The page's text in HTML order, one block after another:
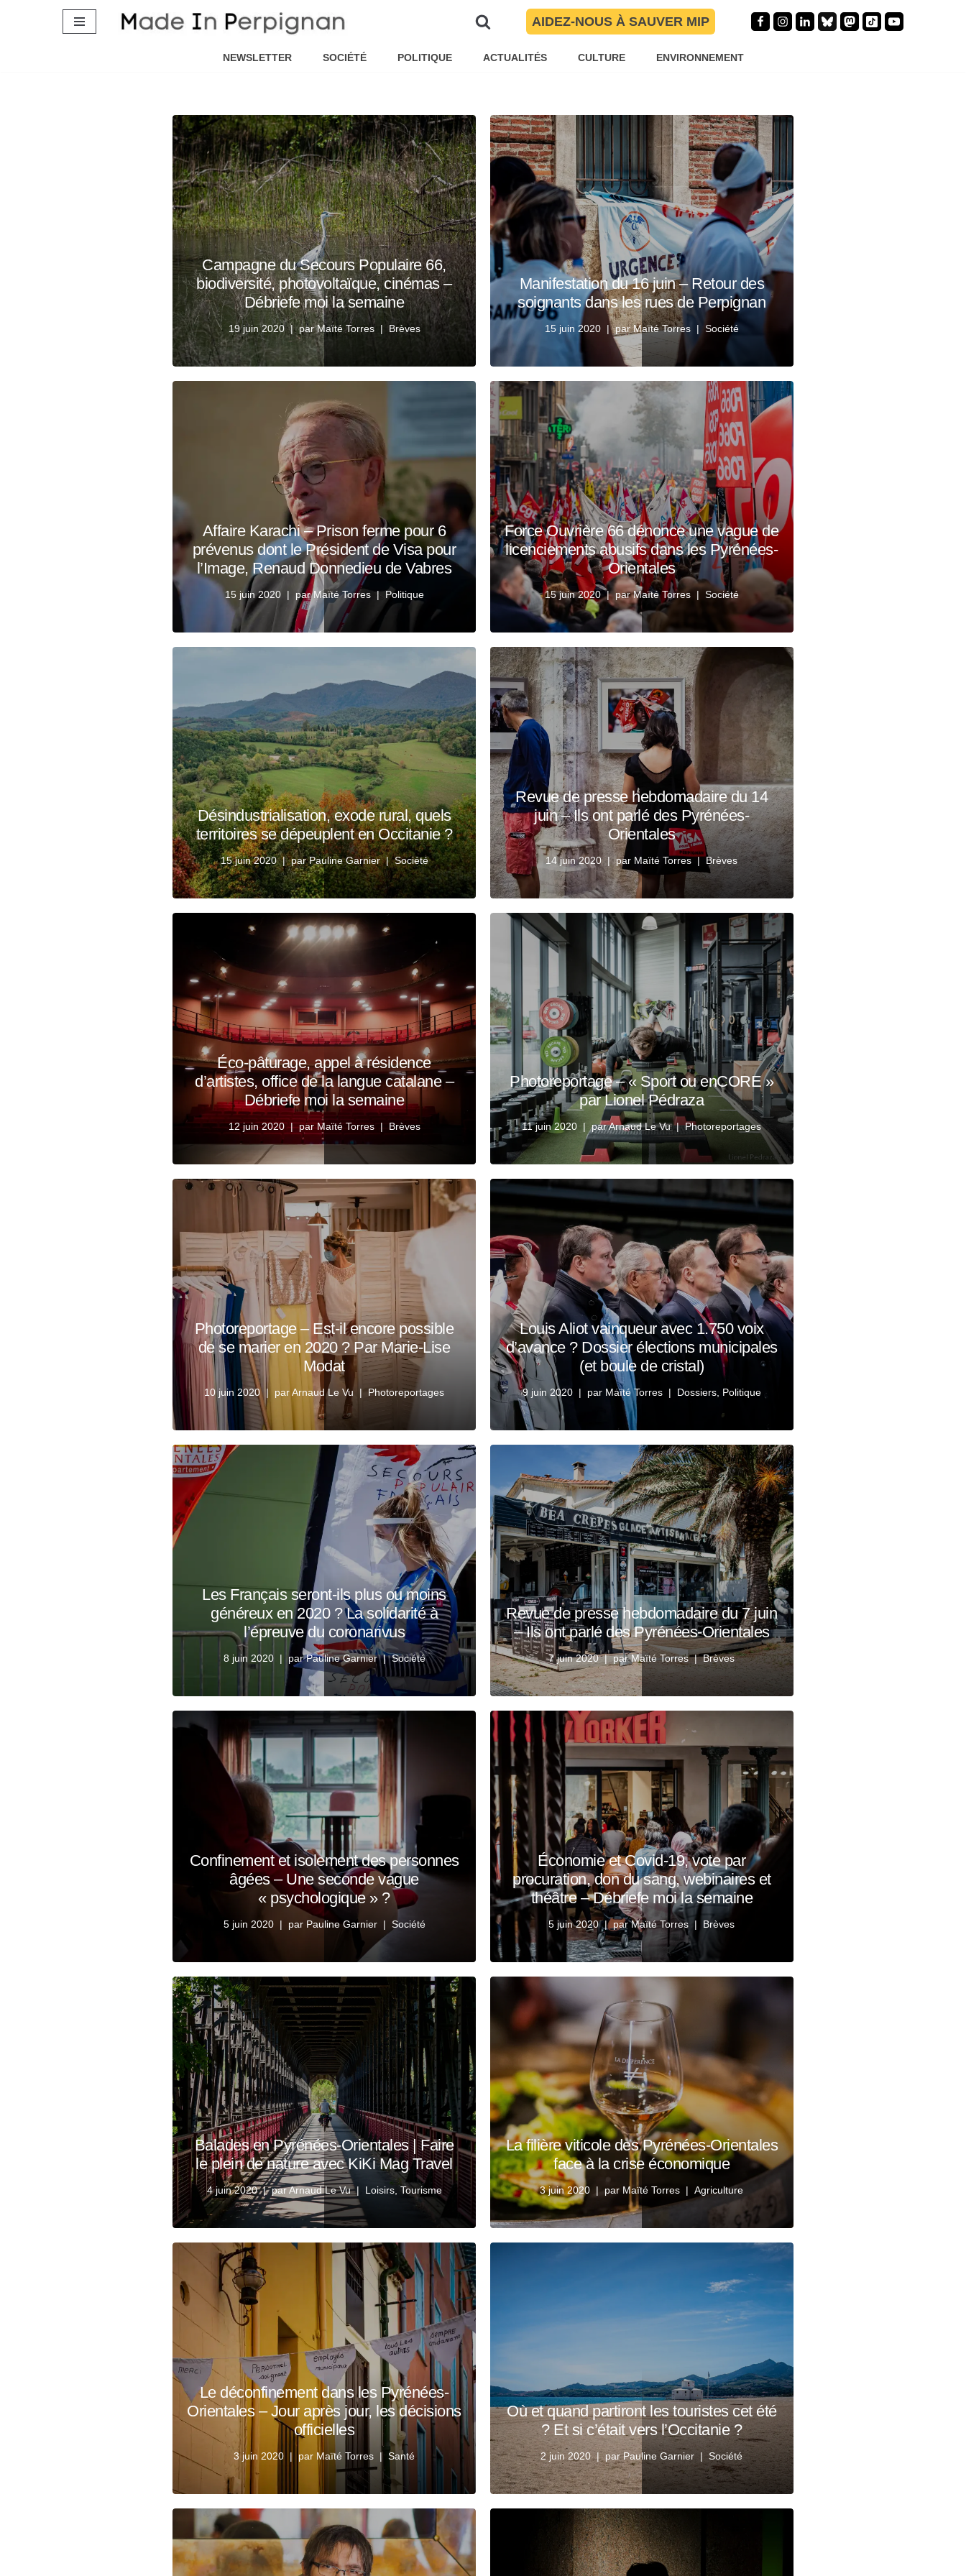
AIDEZ-NOUS À SAUVER MIP
NEWSLETTER SOCIÉTÉ POLITIQUE ACTUALITÉS CULTURE ENVIRONNEMENT
Campagne du Secours Populaire 66,
biodiversité, photovoltaïque, cinémas –
Débriefe moi la semaine
19 juin 2020 parMaïté Torres Brèves
Manifestation du 16 juin – Retour des
soignants dans les rues de Perpignan
15 juin 2020 parMaïté Torres Société
Affaire Karachi – Prison ferme pour 6
prévenus dont le Président de Visa pour
l’Image, Renaud Donnedieu de Vabres
15 juin 2020 parMaïté Torres Politique
Force Ouvrière 66 dénonce une vague de
licenciements abusifs dans les Pyrénées-
Orientales
15 juin 2020 parMaïté Torres Société
Désindustrialisation, exode rural, quels
territoires se dépeuplent en Occitanie ?
15 juin 2020 parPauline Garnier Société
Revue de presse hebdomadaire du 14
juin – Ils ont parlé des Pyrénées-
Orientales
14 juin 2020 par Maïté Torres Brèves
Éco-pâturage, appel à résidence
d’artistes, office de la langue catalane –
Débriefe moi la semaine
12 juin 2020 parMaïté Torres Brèves
Photoreportage – « Sport ou enCORE »
par Lionel Pédraza
11 juin 2020 parArnaud Le Vu Photoreportages
Photoreportage – Est-il encore possible
de se marier en 2020 ? Par Marie-Lise
Modat
10 juin 2020 parArnaud Le Vu Photoreportages
Louis Aliot vainqueur avec 1.750 voix
d’avance ? Dossier élections municipales
(et boule de cristal)
9 juin 2020 par Maïté Torres Dossiers, Politique
Les Français seront-ils plus ou moins
généreux en 2020 ? La solidarité à
l’épreuve du coronarivus
8 juin 2020 parPauline Garnier Société
Revue de presse hebdomadaire du 7 juin
– Ils ont parlé des Pyrénées-Orientales
7 juin 2020 parMaïté Torres Brèves
Confinement et isolement des personnes
âgées – Une seconde vague
« psychologique » ?
5 juin 2020 par Pauline Garnier Société
Économie et Covid-19, vote par
procuration, don du sang, webinaires et
théâtre – Débriefe moi la semaine
5 juin 2020 parMaïté Torres Brèves
Balades en Pyrénées-Orientales | Faire
le plein de nature avec KiKi Mag Travel
4 juin 2020 parArnaud Le Vu Loisirs,Tourisme
La filière viticole des Pyrénées-Orientales
face à la crise économique
3 juin 2020 par Maïté Torres Agriculture
Le déconfinement dans les Pyrénées-
Orientales – Jour après jour, les décisions
officielles
3 juin 2020 par Maïté Torres Santé
Où et quand partiront les touristes cet été
? Et si c’était vers l’Occitanie ?
2 juin 2020 parPauline Garnier Société